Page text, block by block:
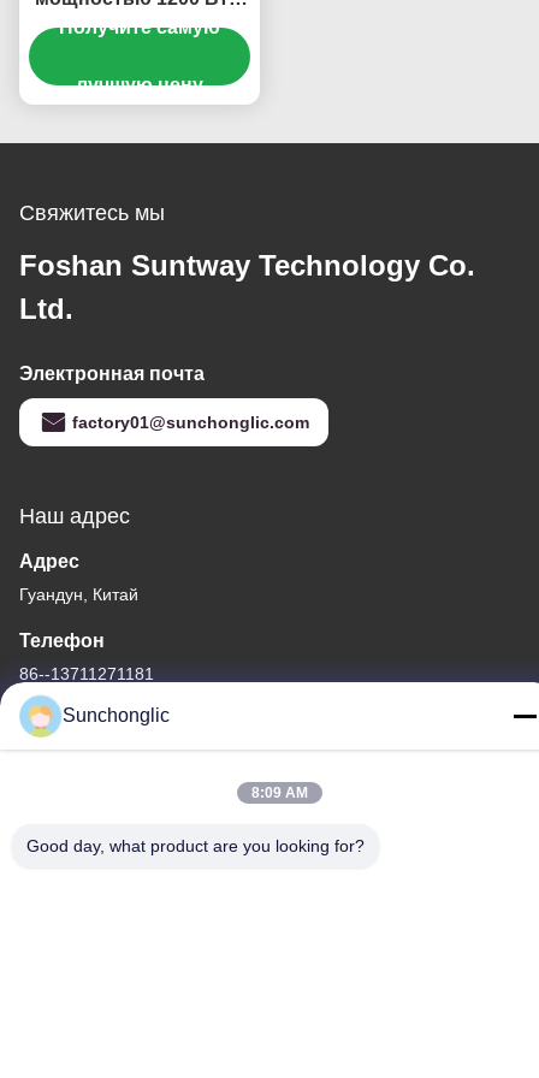
ЖК-дисплеем и тихой
приборов
Получите самую
лучшую цену
Свяжитесь мы
Foshan Suntway Technology Co.
Ltd.
Электронная почта
factory01@sunchonglic.com
Наш адрес
Адрес
Гуандун, Китай
Телефон
86--13711271181
Качество Китая хорошее доработанный инвертор волны
Sunchonglic
8:09 AM
Good day, what product are you looking for?